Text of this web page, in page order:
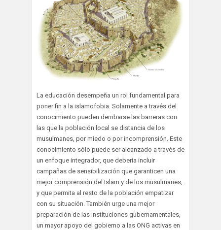
La educación desempeña un rol fundamental para
poner fin a la islamofobia. Solamente a través del
conocimiento pueden derribarse las barreras con
las que la población local se distancia de los
musulmanes, por miedo o por incomprensión. Este
conocimiento sólo puede ser alcanzado a través de
un enfoque integrador, que debería incluir
campañas de sensibilización que garanticen una
mejor comprensión del Islam y de los musulmanes,
y que permita al resto de la población empatizar
con su situación. También urge una mejor
preparación de las instituciones gubernamentales,
un mayor apoyo del gobierno a las ONG activas en